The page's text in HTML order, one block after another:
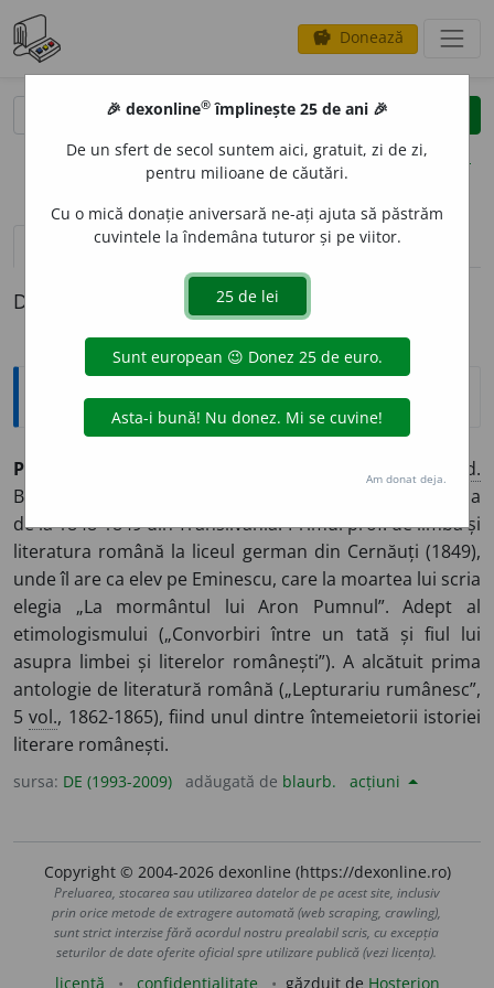
savings Donează
clear
opțiuni
definiții (1) pronunțievolume_up (50)
Definiția cu ID-ul 714057:
Enciclopedice
PUMNUL, Aron
jud.
Brașov), lingvist și filolog român. Participant la Revoluția
de la 1848-1849 din Transilvania. Primul prof. de limba și
literatura română la liceul german din Cernăuți (1849),
unde îl are ca elev pe Eminescu, care la moartea lui scria
elegia „La mormântul lui Aron Pumnul”. Adept al
etimologismului („Convorbiri între un tată și fiul lui
asupra limbei și literelor românești”). A alcătuit prima
antologie de literatură română („Lepturariu rumânesc”,
5vol., 1862-1865), fiind unul dintre întemeietorii istoriei
literare românești.
sursa: DE (1993-2009) adăugată de blaurb. acțiuni
Copyright © 2004-2026 dexonline (https://dexonline.ro)
Preluarea, stocarea sau utilizarea datelor de pe acest site, inclusiv
prin orice metode de extragere automată (web scraping, crawling),
sunt strict interzise fără acordul nostru prealabil scris, cu excepția
seturilor de date oferite oficial spre utilizare publică (vezi licența).
licență confidențialitate găzduit de Hosterion
🎉 dexonline® împlinește 25 de ani 🎉
De un sfert de secol suntem aici, gratuit, zi de zi,
pentru milioane de căutări.
Cu o mică donație aniversară ne-ați ajuta să păstrăm
cuvintele la îndemâna tuturor și pe viitor.
Am donat deja.